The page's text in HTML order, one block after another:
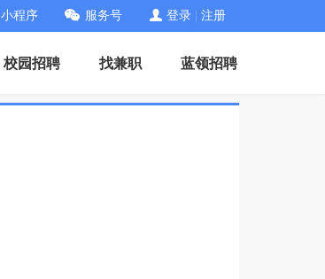
小程序 服务号 登录 注册
校园招聘 找兼职 蓝领招聘